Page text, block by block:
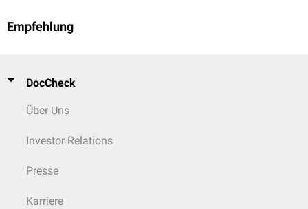
Empfehlung
DocCheck
Über Uns
Investor Relations
Presse
Karriere